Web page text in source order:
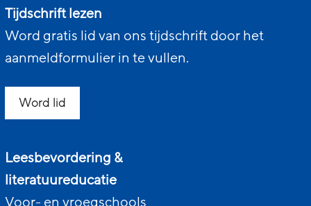
Tijdschrift lezen
Word gratis lid van ons tijdschrift door het
aanmeldformulier in te vullen.
Word lid
Leesbevordering &
literatuureducatie